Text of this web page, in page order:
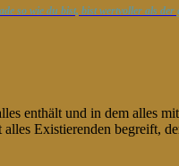
so wie du bist, bist wertvoller als der
enthält und in dem alles
Existierenden begreift,